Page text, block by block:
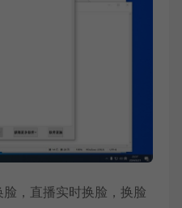
，直播实时换脸，换脸